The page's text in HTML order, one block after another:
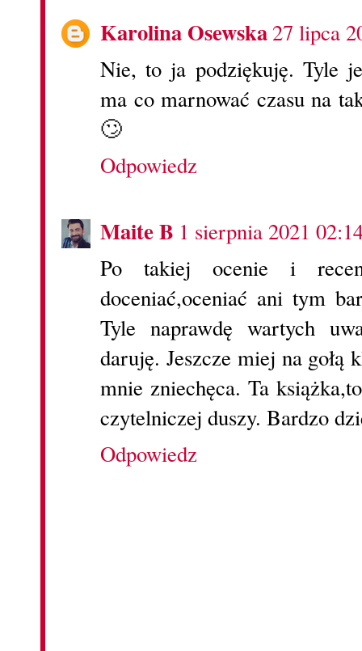
Karolina Osewska27 lipca
Nie, to ja podziękuję. Tyle
ma co marnować czasu na
🙄
Odpowiedz
Maite B 1 sierpnia 2021
Po takiej ocenie i
doceniać,oceniać ani tym
Tyle naprawdę wartych
daruję. Jeszcze miej na gołą
mnie zniechęca. Ta
czytelniczej duszy. Bardzo
Odpowiedz